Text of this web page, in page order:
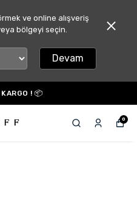
ve online alışveriş
bölgeyi seçin.
Devam
! 📦
0